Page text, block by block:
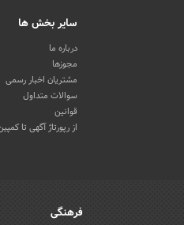
سایر بخش ها
درباره ما
مجوزها
مشتریان اخبار رسمی
سوالات متداول
قوانین
از رپورتاژ آگهی تا
فرهنگی